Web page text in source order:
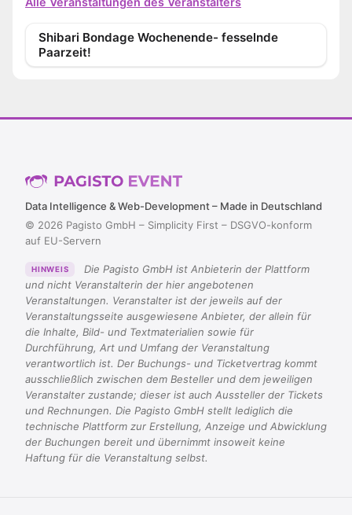
Shibari Bondage Wochenende- fesselnde
Paarzeit!
Data Intelligence & Web-Development – Made in Deutschland
© 2026 Pagisto GmbH – Simplicity First – DSGVO-konform
auf EU-Servern
HINWEIS
Die Pagisto GmbH ist Anbieterin der Plattform
und nicht Veranstalterin der hier angebotenen
Veranstaltungen. Veranstalter ist der jeweils auf der
Veranstaltungsseite ausgewiesene Anbieter, der allein für
die Inhalte, Bild- und Textmaterialien sowie für
Durchführung, Art und Umfang der Veranstaltung
verantwortlich ist. Der Buchungs- und Ticketvertrag kommt
ausschließlich zwischen dem Besteller und dem jeweiligen
Veranstalter zustande; dieser ist auch Aussteller der Tickets
und Rechnungen. Die Pagisto GmbH stellt lediglich die
technische Plattform zur Erstellung, Anzeige und Abwicklung
der Buchungen bereit und übernimmt insoweit keine
Haftung für die Veranstaltung selbst.